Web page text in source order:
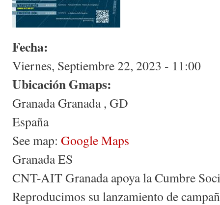
Fecha:
Viernes, Septiembre 22, 2023 - 11:00
Ubicación Gmaps:
GranadaGranada, GD
España
See map: Google Maps
Granada ES
CNT-AIT Granada apoya la Cumbre
Reproducimos su lanzamiento de